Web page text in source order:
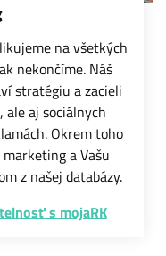
na všetkých
nekončíme. Náš
stratégiu a zacieli
aj sociálnych
Okrem toho
a Vašu
z našej databázy.
s mojaRK